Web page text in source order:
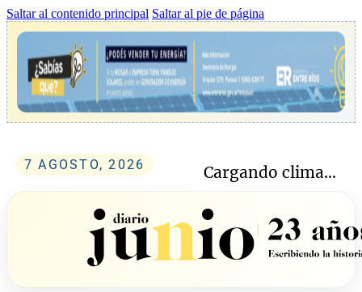
Saltar al contenido principal Saltar al pie de página
7 AGOSTO, 2026 Cargando clima...